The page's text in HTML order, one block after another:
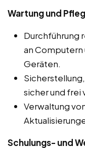
Wartung und
Durchführung
an
Geräten.
sicher und frei
Verwaltung
Schulungs- und